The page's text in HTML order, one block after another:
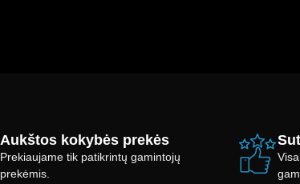
Aukštos kokybės prekės
Prekiaujame tik patikrintų gamintojų
prekėmis.